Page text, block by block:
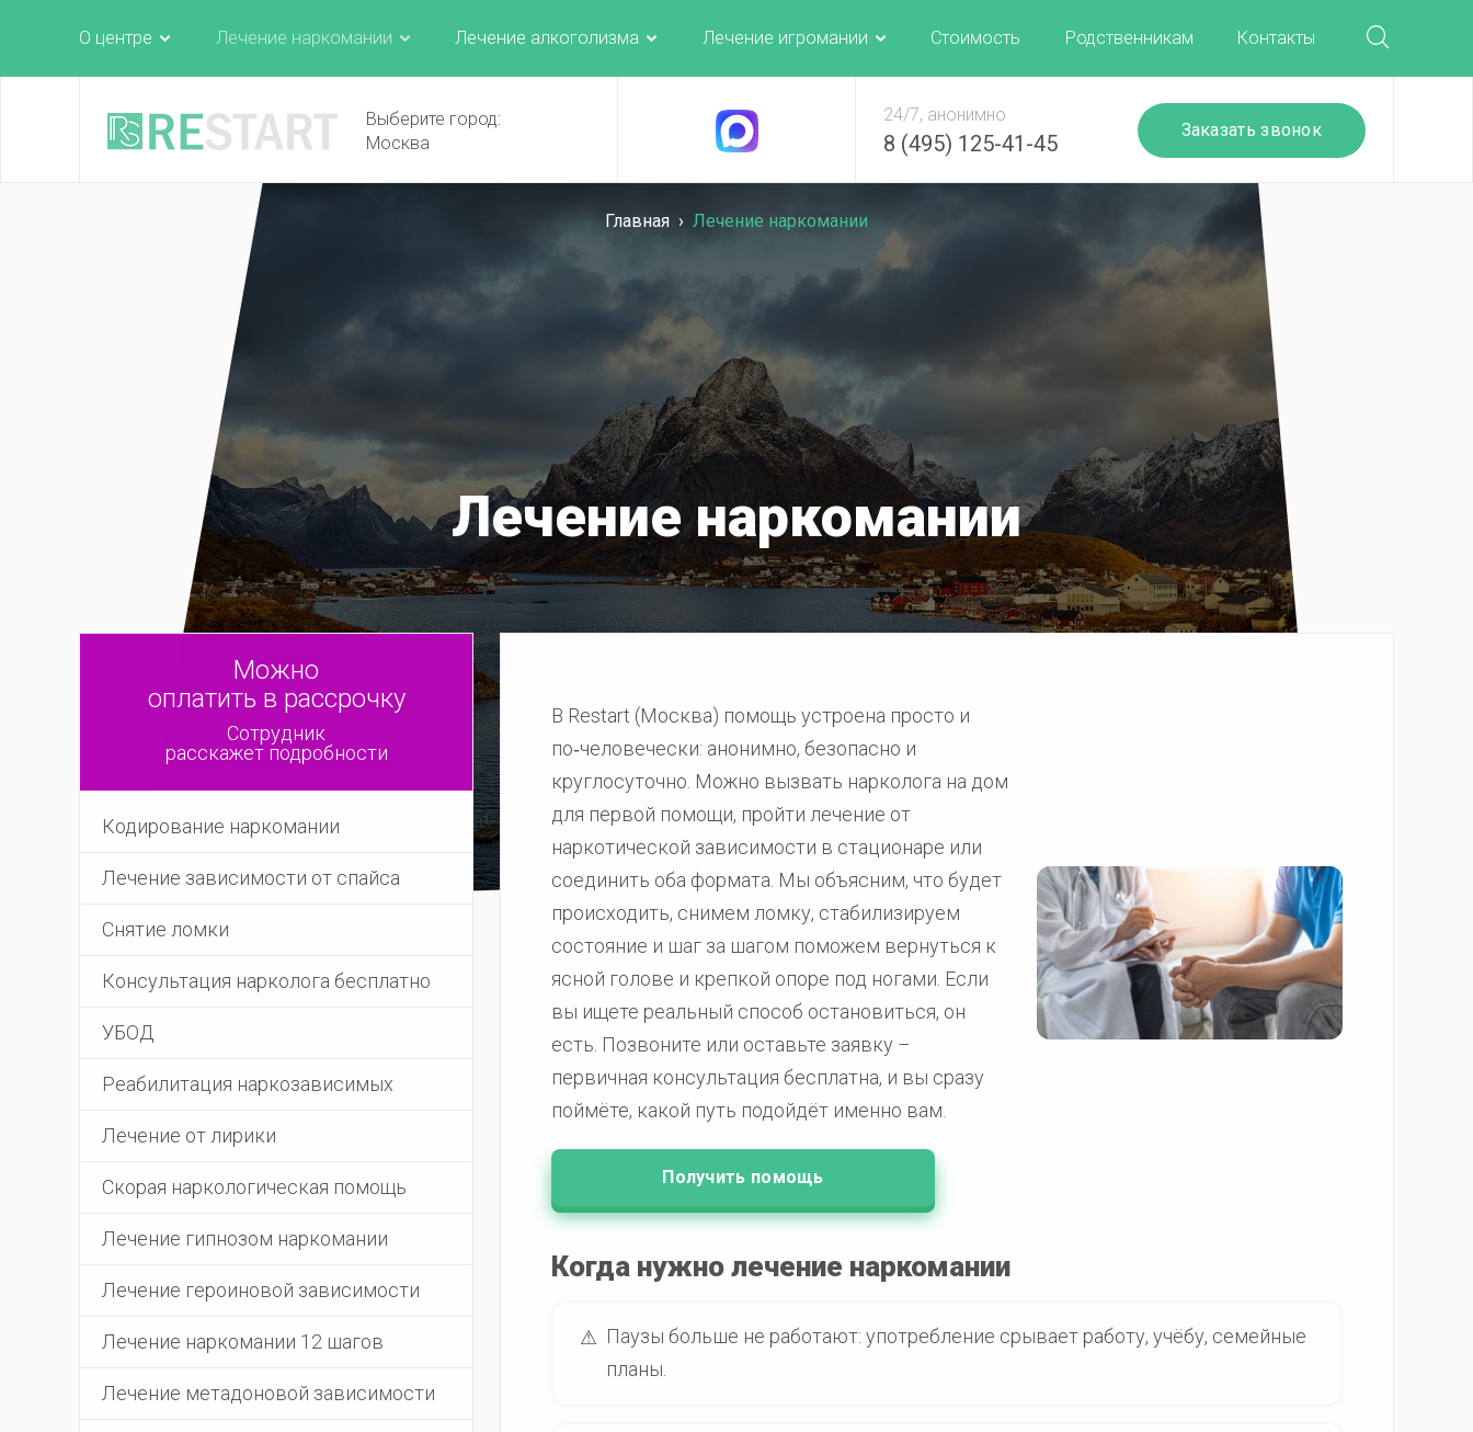
О центре Лечение наркомании Лечение алкоголизма Лечение игромании Стоимость Родственникам Контакты
Выберите город:
Москва
24/7, анонимно
8 (495) 125-41-45
Заказать звонок
Главная › Лечение наркомании
Лечение наркомании
В Restart (Москва) помощь устроена просто и
по‑человечески: анонимно, безопасно и
круглосуточно. Можно вызвать нарколога на дом
для первой помощи, пройти лечение от
наркотической зависимости в стационаре или
соединить оба формата. Мы объясним, что будет
происходить, снимем ломку, стабилизируем
состояние и шаг за шагом поможем вернуться к
ясной голове и крепкой опоре под ногами. Если
вы ищете реальный способ остановиться, он
есть. Позвоните или оставьте заявку –
первичная консультация бесплатна, и вы сразу
поймёте, какой путь подойдёт именно вам.
Получить помощь
Когда нужно лечение наркомании
⚠ Паузы больше не работают: употребление срывает работу, учёбу, семейные
планы.
Можно
оплатить в рассрочку
Сотрудник
расскажет подробности
Кодирование наркомании
Лечение зависимости от спайса
Снятие ломки
Консультация нарколога бесплатно
УБОД
Реабилитация наркозависимых
Лечение от лирики
Скорая наркологическая помощь
Лечение гипнозом наркомании
Лечение героиновой зависимости
Лечение наркомании 12 шагов
Лечение метадоновой зависимости